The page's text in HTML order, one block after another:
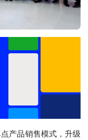
产品销售模式，升级